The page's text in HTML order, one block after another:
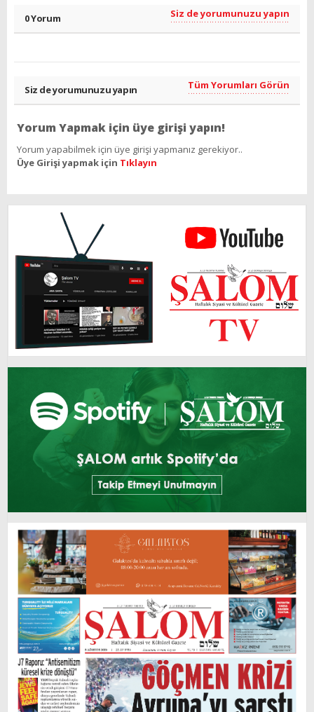
0 Yorum Siz de yorumunuzu yapın
Siz de yorumunuzu yapın Tüm Yorumları Görün
Yorum Yapmak için üye girişi yapın!
Yorum yapabilmek için üye girişi yapmanız gerekiyor..
Üye Girişi yapmak için Tıklayın